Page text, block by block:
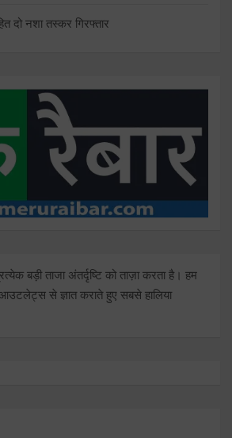
दो नशा तस्कर गिरफ्तार
बड़ी ताजा अंतर्दृष्टि को ताज़ा करता है। हम
से ज्ञात कराते हुए सबसे हालिया